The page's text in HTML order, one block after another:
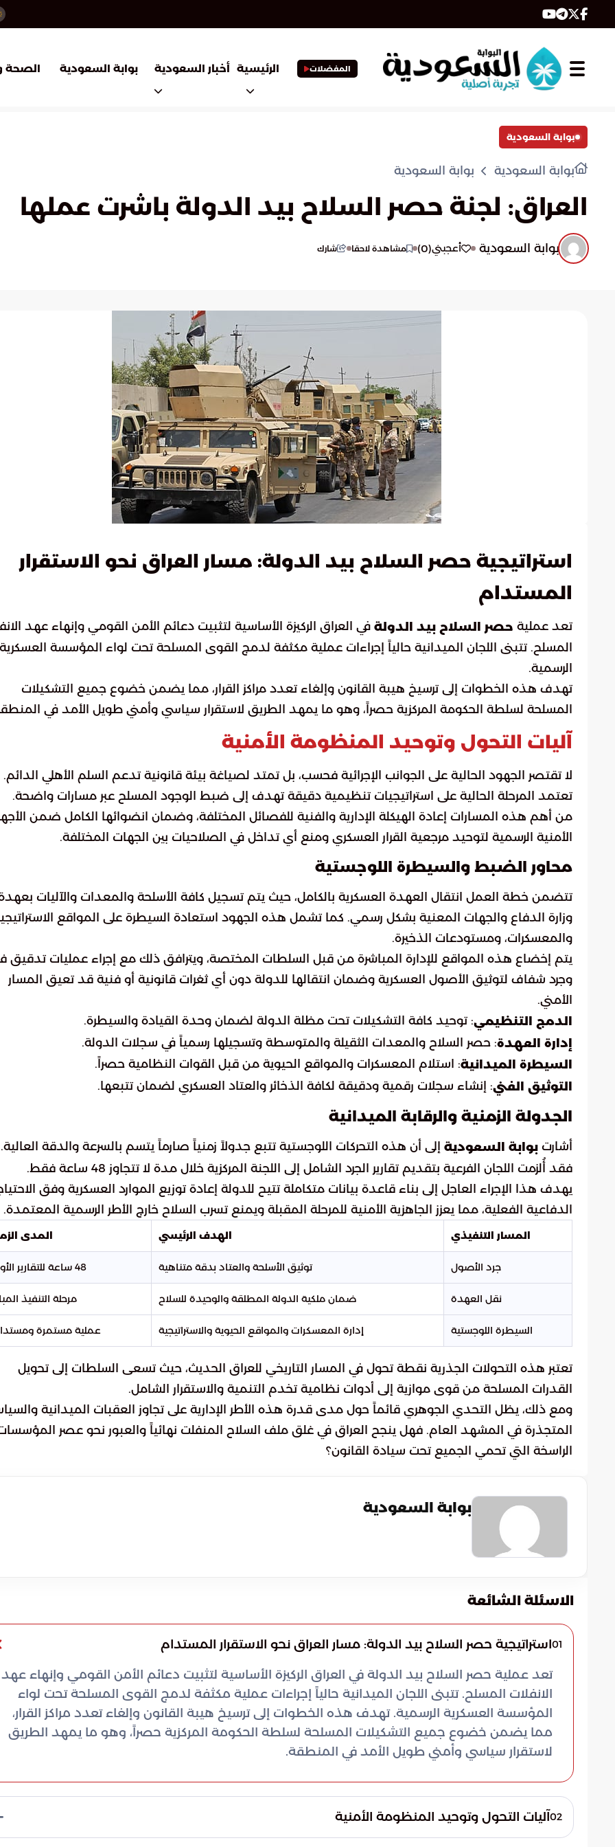
المفضلات الرئيسية أخبار السعودية بوابة السعودية الصحة
بوابة السعودية
بوابة السعودية بوابة السعودية
العراق: لجنة حصر السلاح بيد الدولة باشرت عملها
بوابة السعودية أعجبني(
0
) مشاهدة لاحقا شارك
استراتيجية حصر السلاح بيد الدولة: مسار العراق نحو الاستقرار
المستدام
تعد عملية حصر السلاح بيد الدولة في العراق الركيزة الأساسية لتثبيت دعائم الأمن القومي وإنهاء عهد
المسلح. تتبنى اللجان الميدانية حالياً إجراءات عملية مكثفة لدمج القوى المسلحة تحت لواء المؤسسة العسكرية
الرسمية.
تهدف هذه الخطوات إلى ترسيخ هيبة القانون وإلغاء تعدد مراكز القرار، مما يضمن خضوع جميع التشكيلات
المسلحة لسلطة الحكومة المركزية حصراً، وهو ما يمهد الطريق لاستقرار سياسي وأمني طويل الأمد في
آليات التحول وتوحيد المنظومة الأمنية
لا تقتصر الجهود الحالية على الجوانب الإجرائية فحسب، بل تمتد لصياغة بيئة قانونية تدعم السلم الأهلي الدائم.
تعتمد المرحلة الحالية على استراتيجيات تنظيمية دقيقة تهدف إلى ضبط الوجود المسلح عبر مسارات واضحة.
من أهم هذه المسارات إعادة الهيكلة الإدارية والفنية للفصائل المختلفة، وضمان انضوائها الكامل ضمن
الأمنية الرسمية لتوحيد مرجعية القرار العسكري ومنع أي تداخل في الصلاحيات بين الجهات المختلفة.
محاور الضبط والسيطرة اللوجستية
تتضمن خطة العمل انتقال العهدة العسكرية بالكامل، حيث يتم تسجيل كافة الأسلحة والمعدات والآليات
وزارة الدفاع والجهات المعنية بشكل رسمي. كما تشمل هذه الجهود استعادة السيطرة على المواقع
والمعسكرات، ومستودعات الذخيرة.
يتم إخضاع هذه المواقع للإدارة المباشرة من قبل السلطات المختصة، ويترافق ذلك مع إجراء عمليات تدقيق
وجرد شفاف لتوثيق الأصول العسكرية وضمان انتقالها للدولة دون أي ثغرات قانونية أو فنية قد تعيق المسار
الأمني.
الدمج التنظيمي: توحيد كافة التشكيلات تحت مظلة الدولة لضمان وحدة القيادة والسيطرة.
إدارة العهدة: حصر السلاح والمعدات الثقيلة والمتوسطة وتسجيلها رسمياً في سجلات الدولة.
السيطرة الميدانية: استلام المعسكرات والمواقع الحيوية من قبل القوات النظامية حصراً.
التوثيق الفني: إنشاء سجلات رقمية ودقيقة لكافة الذخائر والعتاد العسكري لضمان تتبعها.
الجدولة الزمنية والرقابة الميدانية
أشارت بوابة السعودية إلى أن هذه التحركات اللوجستية تتبع جدولاً زمنياً صارماً يتسم بالسرعة والدقة العالية.
فقد أُلزمت اللجان الفرعية بتقديم تقارير الجرد الشامل إلى اللجنة المركزية خلال مدة لا تتجاوز 48 ساعة فقط.
يهدف هذا الإجراء العاجل إلى بناء قاعدة بيانات متكاملة تتيح للدولة إعادة توزيع الموارد العسكرية وفق
الدفاعية الفعلية، مما يعزز الجاهزية الأمنية للمرحلة المقبلة ويمنع تسرب السلاح خارج الأطر الرسمية المعتمدة.
المسار التنفيذي الهدف الرئيسي المدى
جرد الأصول توثيق الأسلحة والعتاد بدقة متناهية 48 ساعة للتقارير الأولية
نقل العهدة ضمان ملكية الدولة المطلقة والوحيدة للسلاح مرحلة التنفيذ
السيطرة اللوجستية إدارة المعسكرات والمواقع الحيوية والاستراتيجية عملية مستمرة
تعتبر هذه التحولات الجذرية نقطة تحول في المسار التاريخي للعراق الحديث، حيث تسعى السلطات إلى تحويل
القدرات المسلحة من قوى موازية إلى أدوات نظامية تخدم التنمية والاستقرار الشامل.
ومع ذلك، يظل التحدي الجوهري قائماً حول مدى قدرة هذه الأطر الإدارية على تجاوز العقبات الميدانية
المتجذرة في المشهد العام. فهل ينجح العراق في غلق ملف السلاح المنفلت نهائياً والعبور نحو عصر
الراسخة التي تحمي الجميع تحت سيادة القانون؟
بوابة السعودية
الاسئلة الشائعة
01استراتيجية حصر السلاح بيد الدولة: مسار العراق نحو الاستقرار المستدام
تعد عملية حصر السلاح بيد الدولة في العراق الركيزة الأساسية لتثبيت دعائم الأمن القومي وإنهاء عهد
الانفلات المسلح. تتبنى اللجان الميدانية حالياً إجراءات عملية مكثفة لدمج القوى المسلحة تحت لواء
المؤسسة العسكرية الرسمية. تهدف هذه الخطوات إلى ترسيخ هيبة القانون وإلغاء تعدد مراكز القرار،
مما يضمن خضوع جميع التشكيلات المسلحة لسلطة الحكومة المركزية حصراً، وهو ما يمهد الطريق
لاستقرار سياسي وأمني طويل الأمد في المنطقة.
02آليات التحول وتوحيد المنظومة الأمنية